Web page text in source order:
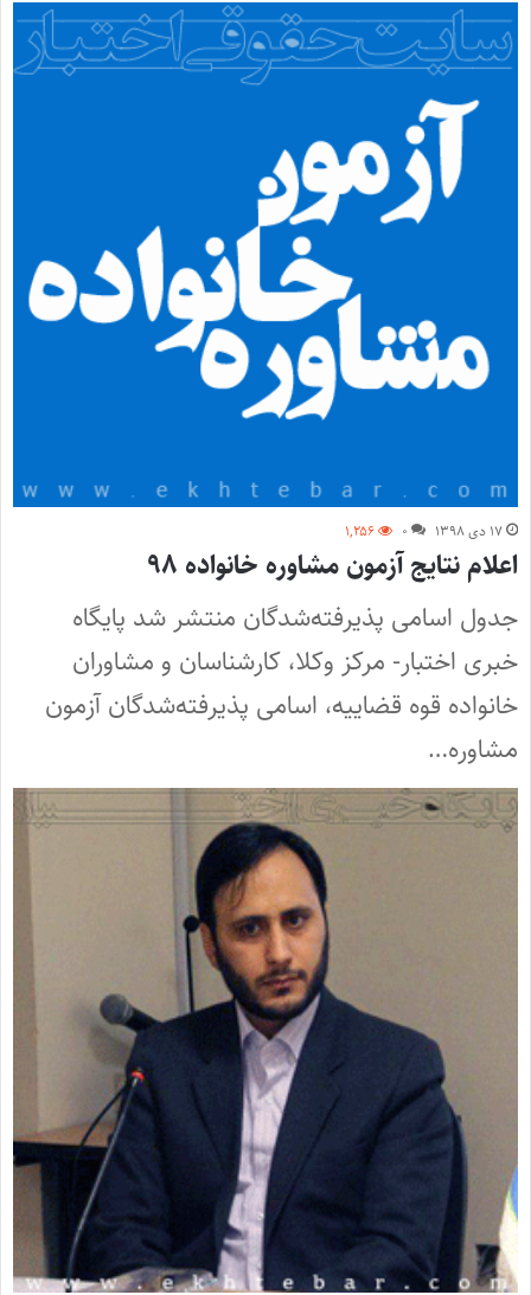
۱۷ دی ۱۳۹۸ ۰ ۱,۲۵۶
اعلام نتایج آزمون مشاوره خانواده ۹۸
جدول اسامی پذیرفته‌شدگان منتشر شد پایگاه
خبری اختبار- مرکز وکلا، کارشناسان و مشاوران
خانواده قوه قضاییه، اسامی پذیرفته‌شدگان آزمون
مشاوره…